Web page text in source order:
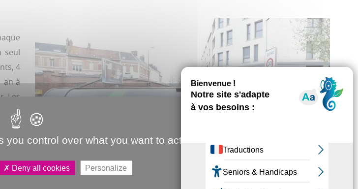
seul
4
an à
Les
lien
control over what you want to activate
Deny all cookies Personalize